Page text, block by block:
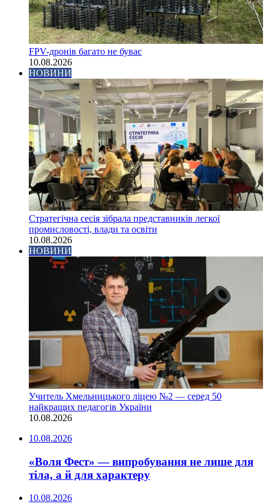
FPV-дронів багато не буває
10.08.2026
НОВИНИ
Стратегічна сесія зібрала представників легкої
промисловості, влади та освіти
10.08.2026
НОВИНИ
Учитель Хмельницького ліцею №2 — серед 50
найкращих педагогів України
10.08.2026
10.08.2026
«Воля Фест» — випробування не лише для
тіла, а й для характеру
10.08.2026